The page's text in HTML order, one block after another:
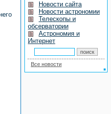
Новости сайта
Новости астрономии
Телескопы и
обсерватории
Астрономия и
Интернет
Все новости